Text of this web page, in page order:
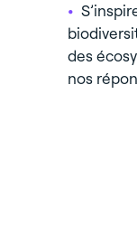
des
nos